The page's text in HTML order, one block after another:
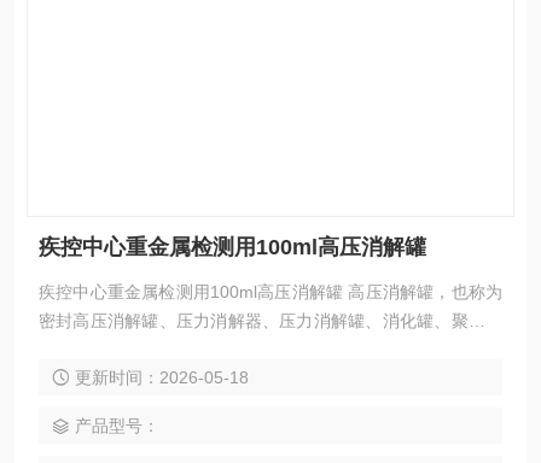
疾控中心重金属检测用100ml高压消解罐
疾控中心重金属检测用100ml高压消解罐 高压消解罐，也称为
密封高压消解罐、压力消解器、压力消解罐、消化罐、聚四氟
更新时间：2026-05-18
产品型号：